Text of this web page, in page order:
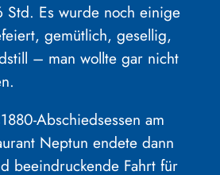
Std. Es wurde noch einige
gemütlich, gesellig,
– man wollte gar nicht
Abschiedsessen am
Neptun endete dann
beeindruckende Fahrt für